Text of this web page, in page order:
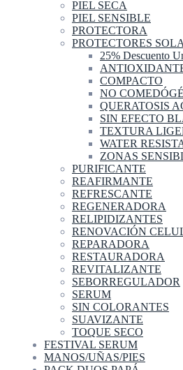
PIEL SECA
PIEL SENSIBLE
PROTECTORA
PROTECTORES
25% Descuento
COMPACTO
NO
QUERATOSIS
SIN EFECTO
TEXTURA
WATER
ZONAS
PURIFICANTE
REAFIRMANTE
REFRESCANTE
REGENERADORA
RELIPIDIZANTES
RENOVACIÓN
REPARADORA
RESTAURADORA
REVITALIZANTE
SEBORREGULADOR
SERUM
SIN COLORANTES
SUAVIZANTE
TOQUE SECO
FESTIVAL SERUM
MANOS/UÑAS/PIES